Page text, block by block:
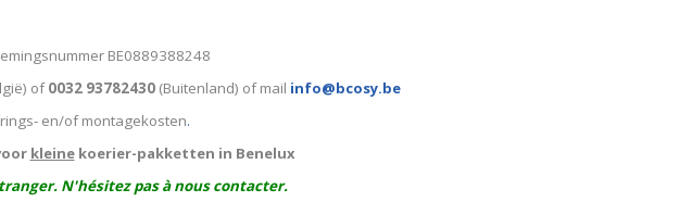
BE0889388248
of0032 93782430(Buitenland) of mail info@bcosy.be
en/of montagekosten.
kleinekoerier-pakketten in Benelux
. N'hésitez pas à nous contacter.